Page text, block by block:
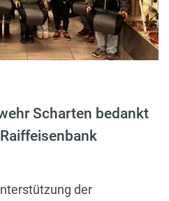
Scharten bedankt
der